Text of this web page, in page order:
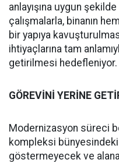
anlayışına uygun
çalışmalarla, binanın
bir yapıya
ihtiyaçlarına tam
getirilmesi hedefleniyor.
GÖREVİNİ YERİNE
Modernizasyon süreci
kompleksi
göstermeyecek ve